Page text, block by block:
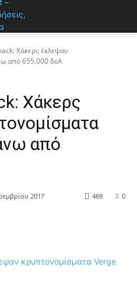
Χάκερς έκλεψαν
από 655.000 δολ
Χάκερς
από
2017 0
469